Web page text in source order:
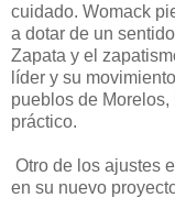
cuidado. Womack
a dotar de un
Zapata y el
líder y su
pueblos de
práctico.
Otro de los ajustes
en su nuevo